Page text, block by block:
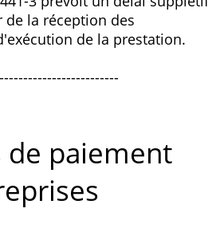
la réception des
de la prestation.
de paiement